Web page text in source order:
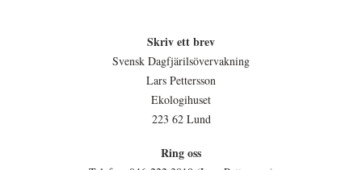
Skriv ett brev
Svensk Dagfjärilsövervakning
Lars Pettersson
Ekologihuset
223 62 Lund
Ring oss